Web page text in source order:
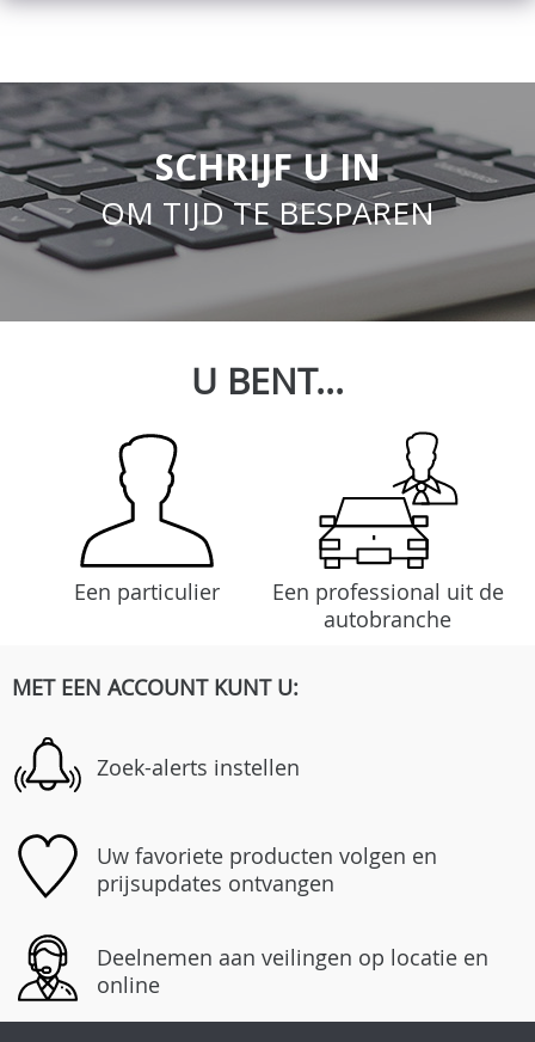
SCHRIJF U IN
OM TIJD TE BESPAREN
U BENT...
Een particulier
Een professional uit de
autobranche
MET EEN ACCOUNT KUNT U:
Zoek-alerts instellen
Uw favoriete producten volgen en
prijsupdates ontvangen
Deelnemen aan veilingen op locatie en
online